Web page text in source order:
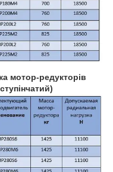
мотор-редукторів